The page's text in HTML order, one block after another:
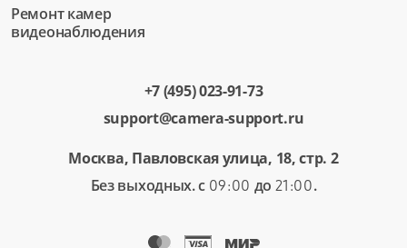
Ремонт камер
видеонаблюдения
+7 (495) 023-91-73
support@camera-support.ru
Москва, Павловская улица, 18, стр. 2
Без выходных. с 09:00 до 21:00.